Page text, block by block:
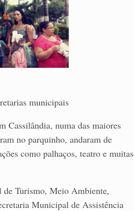
municipais
Cassilândia, numa das maiores
no parquinho, andaram de
como palhaços, teatro e muitas
de Turismo, Meio Ambiente,
Municipal de Assistência